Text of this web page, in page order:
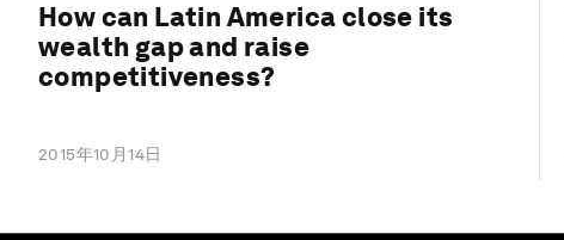
How can Latin America close its
wealth gap and raise
competitiveness?
2015年10月14日